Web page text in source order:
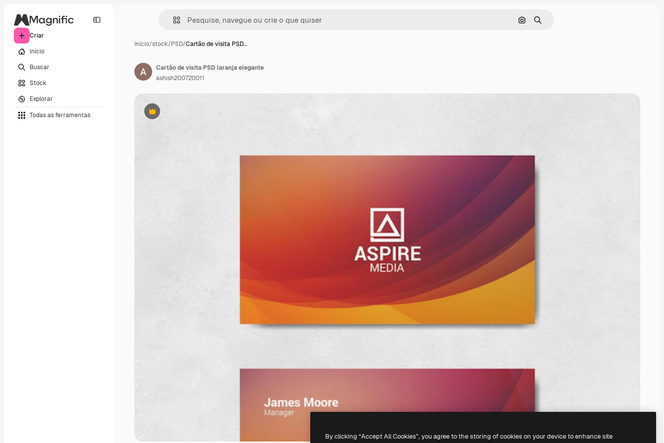
Criar
Início
Buscar
Stock
Explorar
Todas as ferramentas
Pesquisar por imagem
Buscar
Início/stock/PSD/Cartão de visita PSD…
Premium
Cartão de visita PSD laranja elegante
ashish200720011
By clicking “Accept All Cookies”, you agree to the storing of cookies on your device to enhance site